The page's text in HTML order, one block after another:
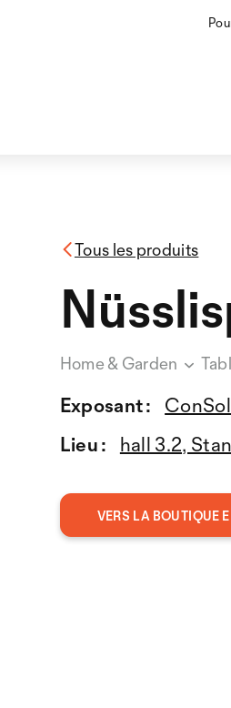
Tous les produits
Home & Garden
Exposant :
Lieu :
hall 3.2,
VERS LA BOUTIQUE